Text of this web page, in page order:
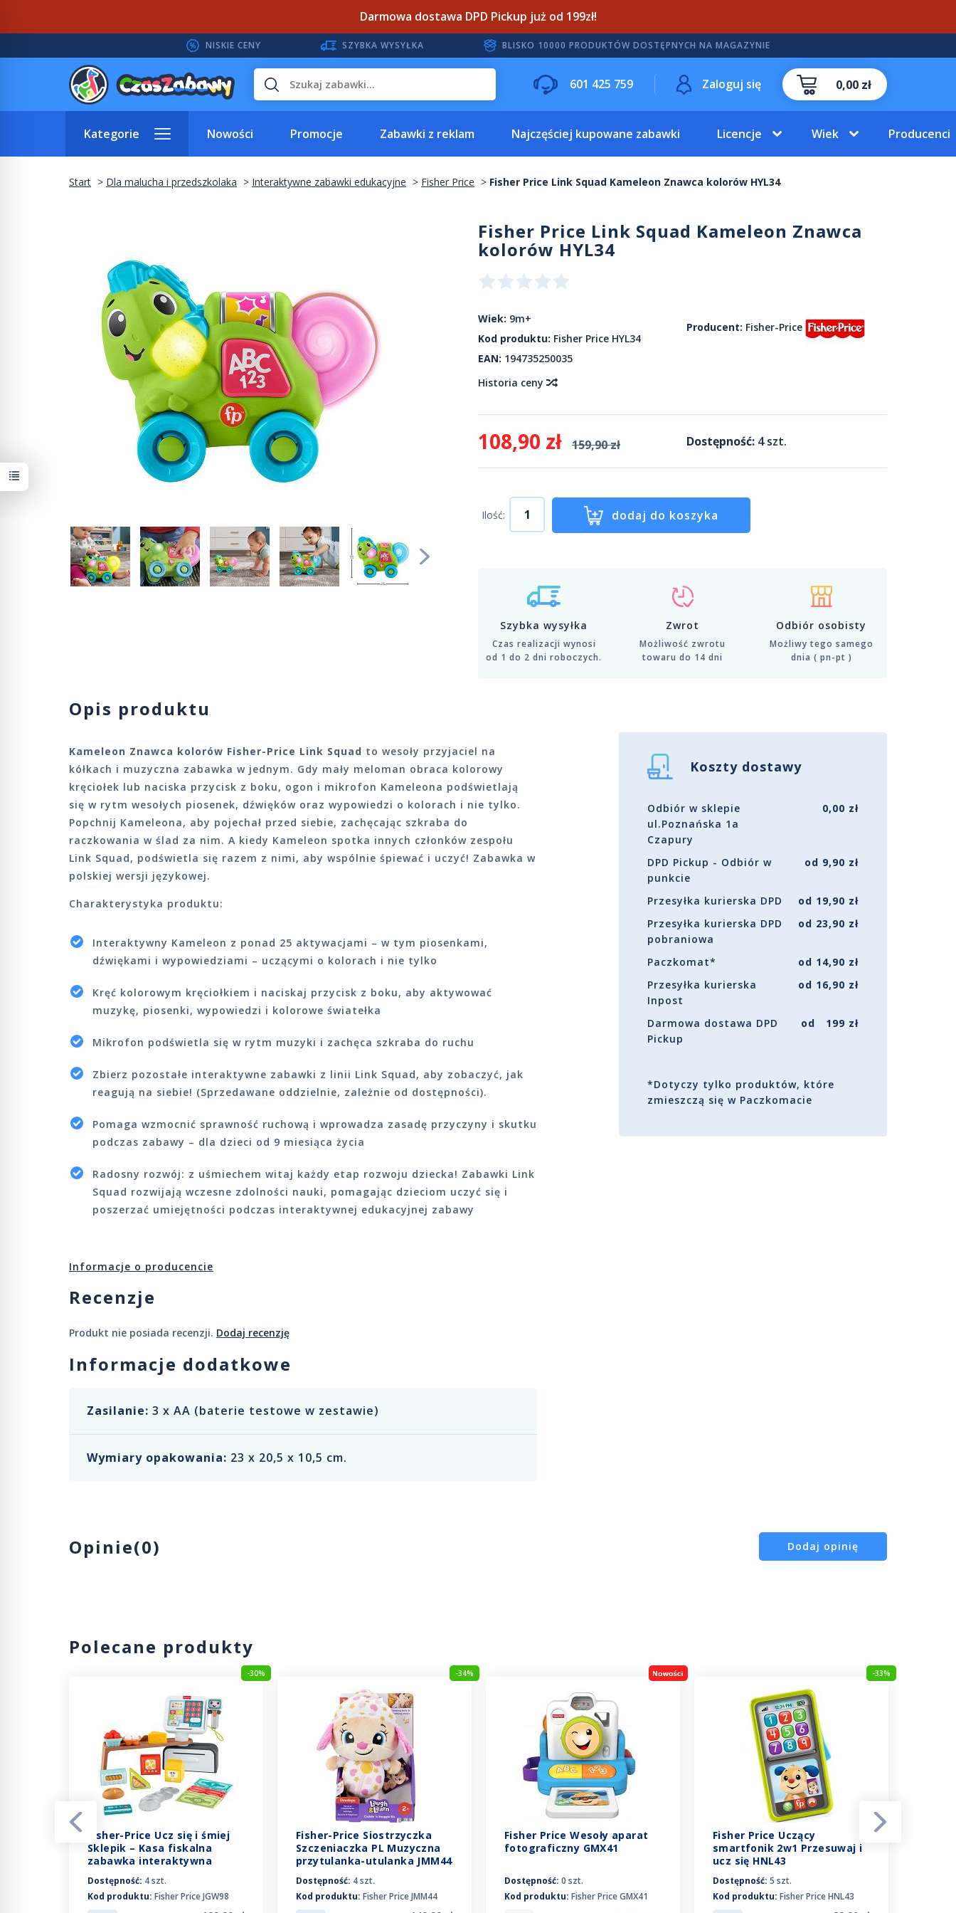
Darmowa dostawa DPD Pickup już od 199zł!
NISKIE CENY SZYBKA WYSYŁKA BLISKO 10000 PRODUKTÓW DOSTĘPNYCH NA MAGAZYNIE
0,00 zł
Zaloguj się
601 425 759
Wyszukaj
Kategorie Nowości Promocje Zabawki z reklam Najczęściej kupowane zabawki Licencje Wiek Producenci
Start Dla malucha i przedszkolaka Interaktywne zabawki edukacyjne Fisher Price Fisher Price Link Squad Kameleon Znawca kolorów HYL34
Fisher Price Link Squad Kameleon Znawca
kolorów HYL34
Wiek: 9m+
Kod produktu: Fisher Price HYL34
EAN: 194735250035
Historia ceny
Producent: Fisher-Price
108,90 zł 159,90 zł Dostępność: 4szt.
Ilość: dodaj do koszyka
Szybka wysyłka
Czas realizacji wynosi
od 1 do 2 dni roboczych.
Zwrot
Możliwość zwrotu
towaru do 14 dni
Odbiór osobisty
Możliwy tego samego
dnia ( pn-pt )
Opis produktu
Kameleon Znawca kolorów Fisher-Price Link Squad to wesoły przyjaciel na
kółkach i muzyczna zabawka w jednym. Gdy mały meloman obraca kolorowy
kręciołek lub naciska przycisk z boku, ogon i mikrofon Kameleona podświetlają
się w rytm wesołych piosenek, dźwięków oraz wypowiedzi o kolorach i nie tylko.
Popchnij Kameleona, aby pojechał przed siebie, zachęcając szkraba do
raczkowania w ślad za nim. A kiedy Kameleon spotka innych członków zespołu
Link Squad, podświetla się razem z nimi, aby wspólnie śpiewać i uczyć! Zabawka w
polskiej wersji językowej.
Charakterystyka produktu:
Interaktywny Kameleon z ponad 25 aktywacjami – w tym piosenkami,
dźwiękami i wypowiedziami – uczącymi o kolorach i nie tylko
Kręć kolorowym kręciołkiem i naciskaj przycisk z boku, aby aktywować
muzykę, piosenki, wypowiedzi i kolorowe światełka
Mikrofon podświetla się w rytm muzyki i zachęca szkraba do ruchu
Zbierz pozostałe interaktywne zabawki z linii Link Squad, aby zobaczyć, jak
reagują na siebie! (Sprzedawane oddzielnie, zależnie od dostępności).
Pomaga wzmocnić sprawność ruchową i wprowadza zasadę przyczyny i skutku
podczas zabawy – dla dzieci od 9 miesiąca życia
Radosny rozwój: z uśmiechem witaj każdy etap rozwoju dziecka! Zabawki Link
Squad rozwijają wczesne zdolności nauki, pomagając dzieciom uczyć się i
poszerzać umiejętności podczas interaktywnej edukacyjnej zabawy
Informacje o producencie
Recenzje
Produkt nie posiada recenzji. Dodaj recenzję
Informacje dodatkowe
Zasilanie: 3 x AA (baterie testowe w zestawie)
Wymiary opakowania: 23 x 20,5 x 10,5 cm.
Koszty dostawy
Odbiór w sklepie
ul.Poznańska 1a
Czapury
0,00 zł
DPD Pickup - Odbiór w
punkcie
od 9,90 zł
Przesyłka kurierska DPD
od 19,90 zł
Przesyłka kurierska DPD
pobraniowa
od 23,90 zł
Paczkomat*
od 14,90 zł
Przesyłka kurierska
Inpost
od 16,90 zł
Darmowa dostawa DPD
Pickup
od 199 zł
*Dotyczy tylko produktów, które
zmieszczą się w Paczkomacie
Opinie(0) Dodaj opinię
Polecane produkty
-30%
Fisher-Price Ucz się i śmiej
Sklepik – Kasa fiskalna
zabawka interaktywna
Dostępność: 4 szt.
Kod produktu: Fisher Price JGW98
-34%
Fisher-Price Siostrzyczka
Szczeniaczka PL Muzyczna
przytulanka-utulanka JMM44
Dostępność: 4 szt.
Kod produktu: Fisher Price JMM44
Fisher Price Wesoły aparat
fotograficzny GMX41
Dostępność: 0 szt.
Kod produktu: Fisher Price GMX41
-33%
Fisher Price Uczący
smartfonik 2w1 Przesuwaj i
ucz się HNL43
Dostępność: 5 szt.
Kod produktu: Fisher Price HNL43